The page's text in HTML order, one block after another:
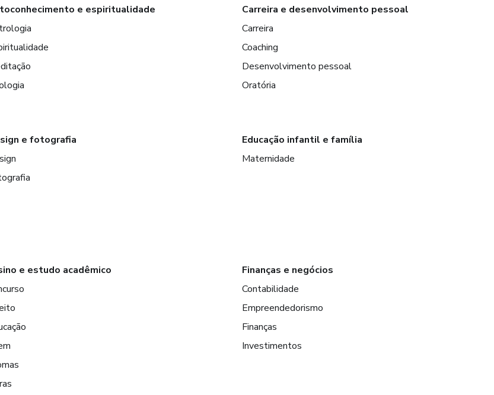
e espiritualidade
Carreira e desenvolvimento pessoal
Carreira
Coaching
Desenvolvimento pessoal
Oratória
e fotografia
Educação infantil e família
Maternidade
e estudo acadêmico
Finanças e negócios
Contabilidade
Empreendedorismo
Finanças
Investimentos